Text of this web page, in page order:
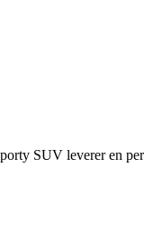
SUV leverer en